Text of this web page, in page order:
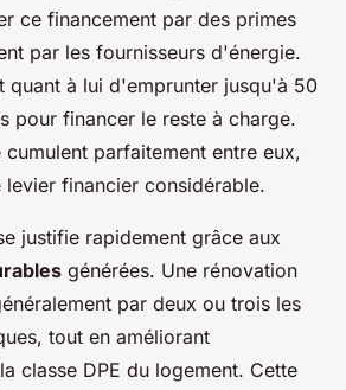
ce financement par des primes
par les fournisseurs d'énergie.
quant à lui d'emprunter jusqu'à 50
pour financer le reste à charge.
parfaitement entre eux,
financier considérable.
justifie rapidement grâce aux
générées. Une rénovation
par deux ou trois les
tout en améliorant
classe DPE du logement. Cette